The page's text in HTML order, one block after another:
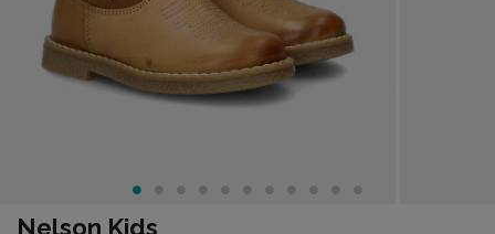
Nelson Kids